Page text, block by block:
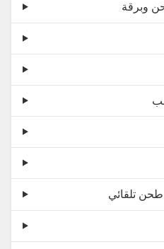
وبرقة
طحن تلقائي